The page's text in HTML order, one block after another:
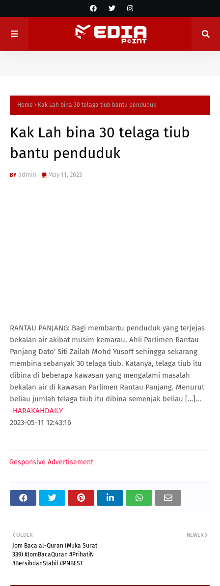
Home Kak Lah bina 30 telaga tiub bantu penduduk
Kak Lah bina 30 telaga tiub
bantu penduduk
admin May 11, 2023
RANTAU PANJANG: Bagi membantu penduduk yang terjejas
bekalan air akibat musim kemarau, Ahli Parlimen Rantau
Panjang Dato' Siti Zailah Mohd Yusoff sehingga sekarang
membina sebanyak 30 telaga tiub. Katanya, telaga tiub itu
dibina di beberapa kawasan yang mengalami masalah
bekalan air di kawasan Parlimen Rantau Panjang. Menurut
beliau jumlah telaga tiub itu dibina semenjak beliau […]...
-HARAKAHDAILY
2023-05-11 12:43:16
Responsive Advertisement
NEWER
OLDER
Jom Baca al-Quran (Muka Surat
339) #JomBacaQuran #PrihatiN
#BersihdanStabil #PNBEST